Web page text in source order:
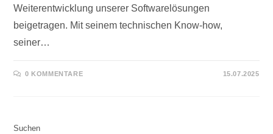
Weiterentwicklung unserer Softwarelösungen
beigetragen. Mit seinem technischen Know-how,
seiner…
0 KOMMENTARE 15.07.2025
Suchen